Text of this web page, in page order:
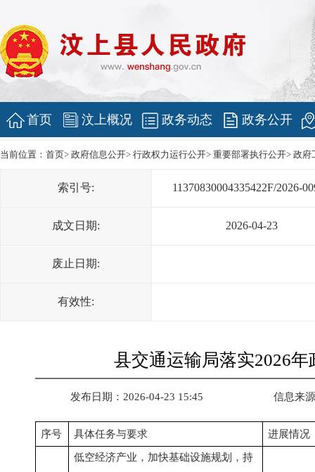
首页 汶上概况 政务动态 政务公开
当前位置： 首页> 政府信息公开> 行政权力运行公开> 重要部署执行公开> 政府
索引号: 11370830004335422F/2026-
成文日期: 2026-04-23
废止日期:
有效性:
县交通运输局落实2026
发布日期：2026-04-23 15:45 信息来
序号 具体任务与要求 进展情况
低空经济产业，加快基础设施规划，持